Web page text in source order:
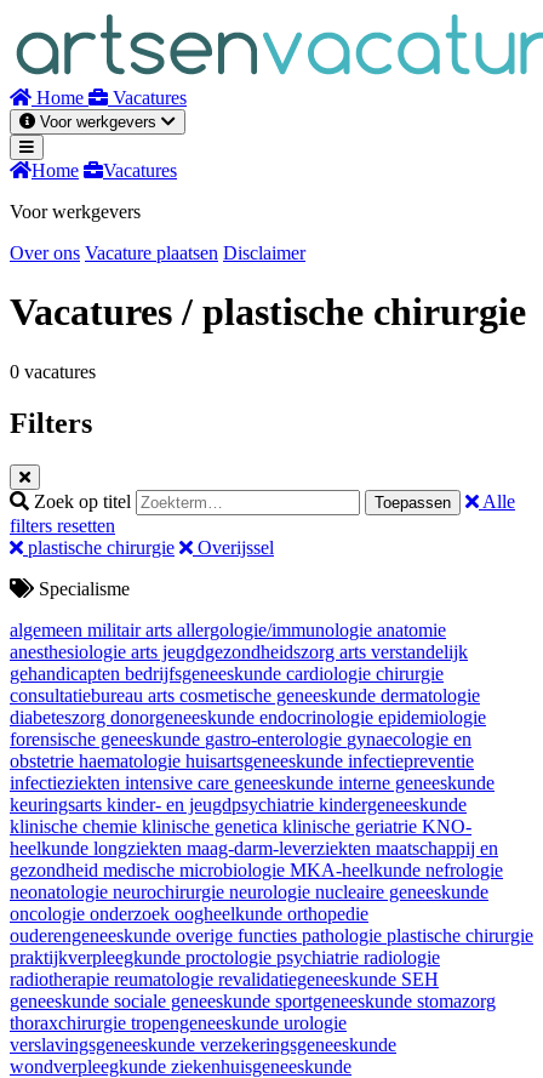
inhoud
Home Vacatures
Voor werkgevers
Home
Vacatures
Voor werkgevers
Over ons Vacature plaatsen Disclaimer
Vacatures/ plastische chirurgie
0 vacatures
Filters
Zoek op titel Toepassen
Alle
filters resetten
plastische chirurgie
Overijssel
Specialisme
algemeen militair arts allergologie/immunologie anatomie
anesthesiologie arts jeugdgezondheidszorg arts verstandelijk
gehandicapten bedrijfsgeneeskunde cardiologie chirurgie
consultatiebureau arts cosmetische geneeskunde dermatologie
diabeteszorg donorgeneeskunde endocrinologie epidemiologie
forensische geneeskunde gastro-enterologie gynaecologie en
obstetrie haematologie huisartsgeneeskunde infectiepreventie
infectieziekten intensive care geneeskunde interne geneeskunde
keuringsarts kinder- en jeugdpsychiatrie kindergeneeskunde
klinische chemie klinische genetica klinische geriatrie KNO-
heelkunde longziekten maag-darm-leverziekten maatschappij en
gezondheid medische microbiologie MKA-heelkunde nefrologie
neonatologie neurochirurgie neurologie nucleaire geneeskunde
oncologie onderzoek oogheelkunde orthopedie
ouderengeneeskunde overige functies pathologie plastische chirurgie
praktijkverpleegkunde proctologie psychiatrie radiologie
radiotherapie reumatologie revalidatiegeneeskunde SEH
geneeskunde sociale geneeskunde sportgeneeskunde stomazorg
thoraxchirurgie tropengeneeskunde urologie
verslavingsgeneeskunde verzekeringsgeneeskunde
wondverpleegkunde ziekenhuisgeneeskunde